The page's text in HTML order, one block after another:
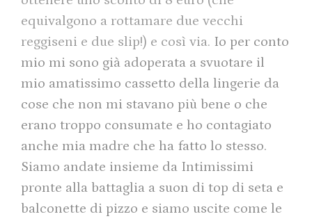
equivalgono a rottamare due vecchi
reggiseni e due slip!) e così via. Io per conto
mio mi sono già adoperata a svuotare il
mio amatissimo cassetto della lingerie da
cose che non mi stavano più bene o che
erano troppo consumate e ho contagiato
anche mia madre che ha fatto lo stesso.
Siamo andate insieme da Intimissimi
pronte alla battaglia a suon di top di seta e
balconette di pizzo e siamo uscite come le